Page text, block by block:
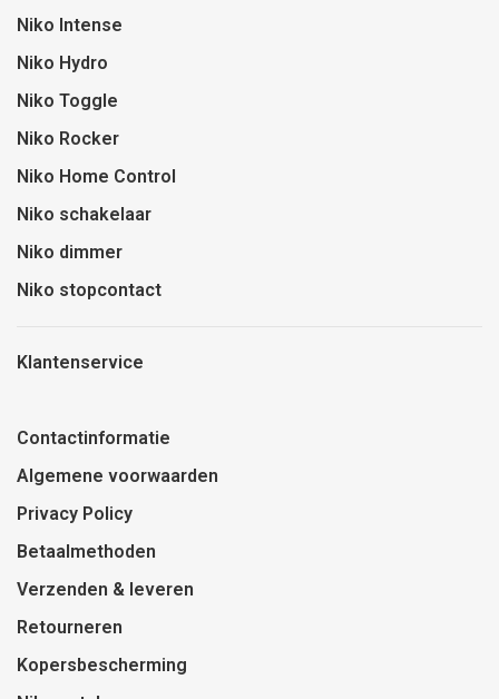
Niko Intense
Niko Hydro
Niko Toggle
Niko Rocker
Niko Home Control
Niko schakelaar
Niko dimmer
Niko stopcontact
Klantenservice
Contactinformatie
Algemene voorwaarden
Privacy Policy
Betaalmethoden
Verzenden & leveren
Retourneren
Kopersbescherming